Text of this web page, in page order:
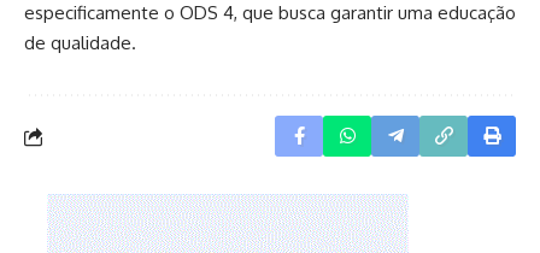
especificamente o ODS 4, que busca garantir uma educação
de qualidade.